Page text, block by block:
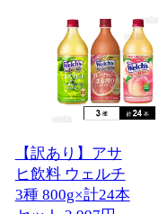
【訳あり】アサ
ヒ飲料 ウェルチ
3種 800g×計24本